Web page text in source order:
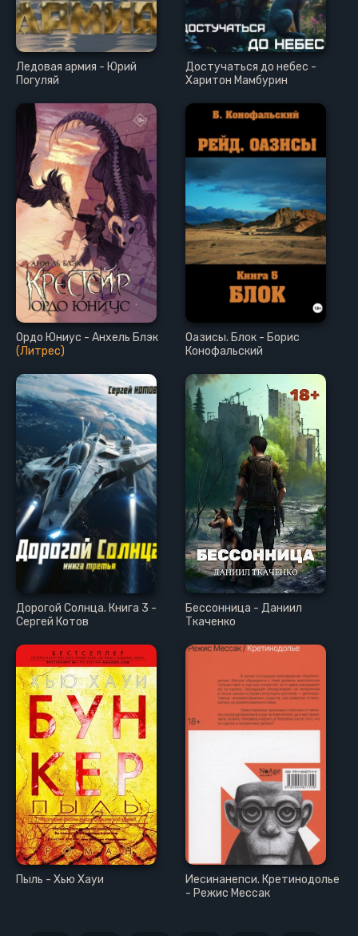
Ледовая армия - Юрий
Погуляй
Достучаться до небес -
Харитон Мамбурин
Ордо Юниус - Анхель Блэк
(Литрес)
Оазисы. Блок - Борис
Конофальский
Дорогой Солнца. Книга 3 -
Сергей Котов
Бессонница - Даниил
Ткаченко
Пыль - Хью Хауи
Иесинанепси. Кретинодолье
- Режис Мессак